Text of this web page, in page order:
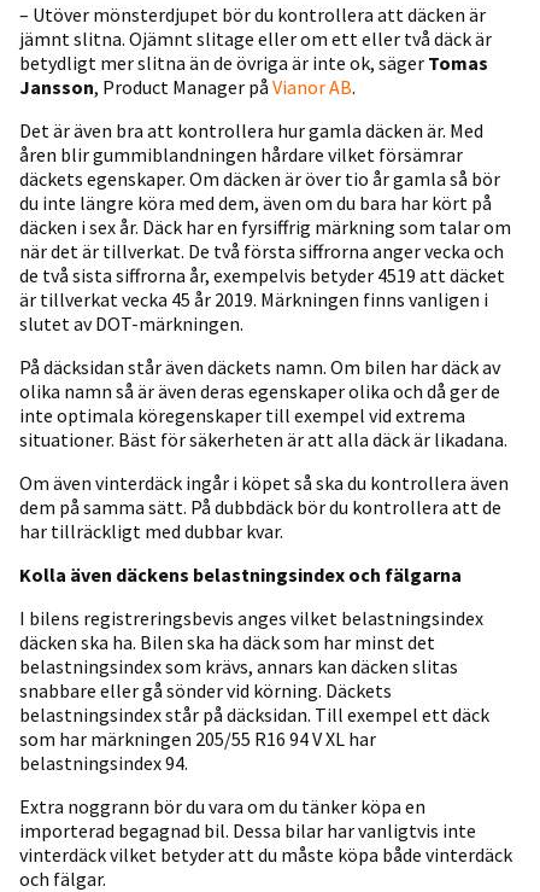
– Utöver mönsterdjupet bör du kontrollera att däcken är
jämnt slitna. Ojämnt slitage eller om ett eller två däck är
betydligt mer slitna än de övriga är inte ok, säger Tomas
Jansson, Product Manager på Vianor AB.
Det är även bra att kontrollera hur gamla däcken är. Med
åren blir gummiblandningen hårdare vilket försämrar
däckets egenskaper. Om däcken är över tio år gamla så bör
du inte längre köra med dem, även om du bara har kört på
däcken i sex år. Däck har en fyrsiffrig märkning som talar om
när det är tillverkat. De två första siffrorna anger vecka och
de två sista siffrorna år, exempelvis betyder 4519 att däcket
är tillverkat vecka 45 år 2019. Märkningen finns vanligen i
slutet av DOT-märkningen.
På däcksidan står även däckets namn. Om bilen har däck av
olika namn så är även deras egenskaper olika och då ger de
inte optimala köregenskaper till exempel vid extrema
situationer. Bäst för säkerheten är att alla däck är likadana.
Om även vinterdäck ingår i köpet så ska du kontrollera även
dem på samma sätt. På dubbdäck bör du kontrollera att de
har tillräckligt med dubbar kvar.
Kolla även däckens belastningsindex och fälgarna
I bilens registreringsbevis anges vilket belastningsindex
däcken ska ha. Bilen ska ha däck som har minst det
belastningsindex som krävs, annars kan däcken slitas
snabbare eller gå sönder vid körning. Däckets
belastningsindex står på däcksidan. Till exempel ett däck
som har märkningen 205/55 R16 94 V XL har
belastningsindex 94.
Extra noggrann bör du vara om du tänker köpa en
importerad begagnad bil. Dessa bilar har vanligtvis inte
vinterdäck vilket betyder att du måste köpa både vinterdäck
och fälgar.